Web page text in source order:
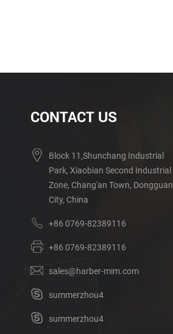
CONTACT US
Block 11,Shunchang Industrial
Park, Xiaobian Second Industrial
Zone, Chang'an Town, Dongguan
City, China
+86 0769-82389116
+86 0769-82389116
sales@harber-mim.com
summerzhou4
summerzhou4